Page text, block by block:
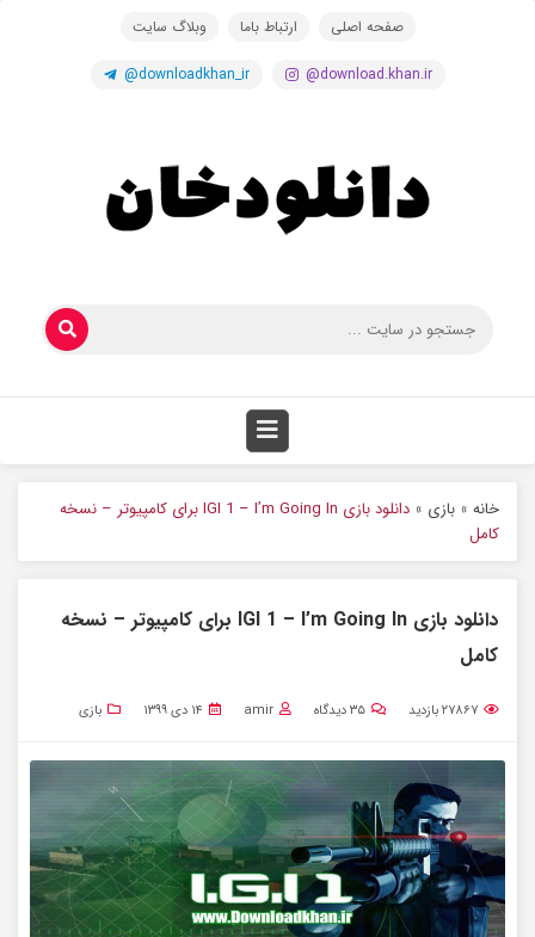
صفحه اصلی ارتباط باما وبلاگ سایت
@download.khan.ir
@downloadkhan_ir
خانه » بازی »
دانلود بازی IGI 1 – I’m Going In برای کامپیوتر – نسخه
کامل
دانلود بازی IGI 1 – I’m Going In برای کامپیوتر – نسخه
کامل
۲۷۸۶۷بازدید ۳۵دیدگاه amir ۱۴ دی ۱۳۹۹ بازی